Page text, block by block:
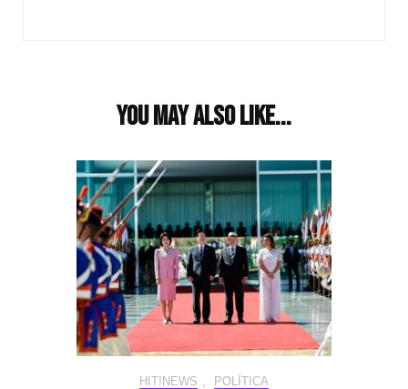
You may also like...
HIT!NEWS , POLÍTICA